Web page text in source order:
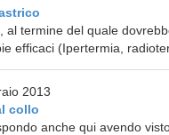
al termine del quale
efficaci (Ipertermia,
2013
collo
anche qui avendo